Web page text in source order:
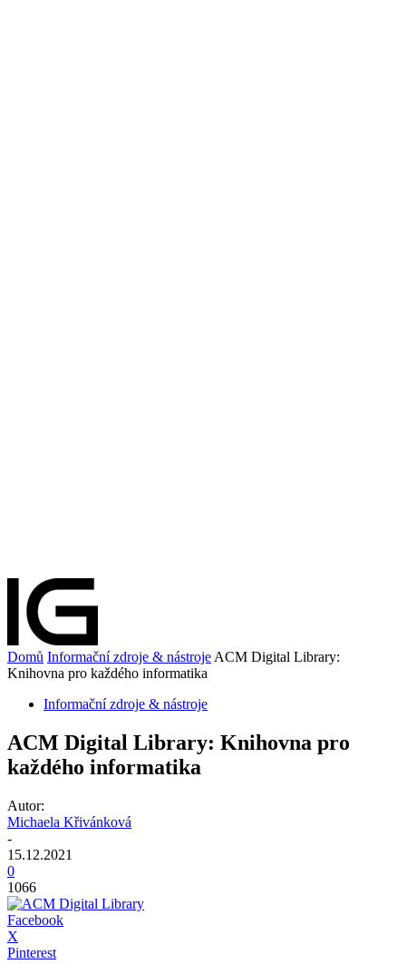
Domů Informační zdroje & nástroje ACM Digital Library:
Knihovna pro každého informatika
Informační zdroje & nástroje
ACM Digital Library: Knihovna pro
každého informatika
Autor:
Michaela Křivánková
-
15.12.2021
0
1066
Facebook
X
Pinterest